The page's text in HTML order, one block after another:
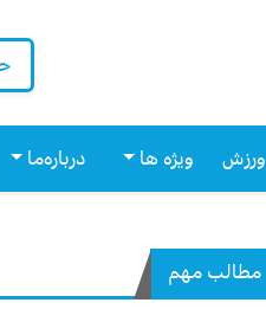
ورزش ویژه ها درباره‌ما
مطالب مهم